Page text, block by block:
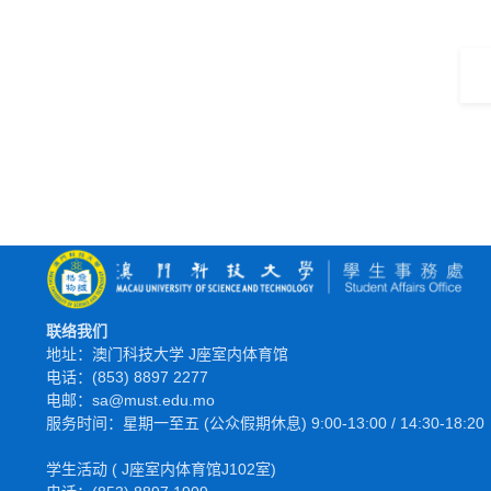
联络我们
地址：澳门科技大学 J座室内体育馆
电话：(853) 8897 2277
电邮：sa@must.edu.mo
服务时间：星期一至五 (公众假期休息) 9:00-13:00 / 14:30-18:20
学生活动 ( J座室内体育馆J102室)